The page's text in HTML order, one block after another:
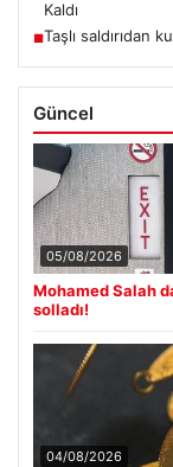
Kaldı
■Taşlı
Güncel
05/08/2026
Mohamed Salah
solladı!
04/08/2026